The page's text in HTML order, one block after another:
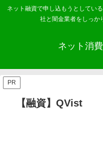
ネット融資で申し込もうとしてい
社と闇金業者をしっか
ネット消
PR
【融資】QVist